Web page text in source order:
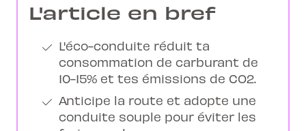
L'article en bref
L'éco-conduite réduit ta
consommation de carburant de
10-15% et tes émissions de CO2.
Anticipe la route et adopte une
conduite souple pour éviter les